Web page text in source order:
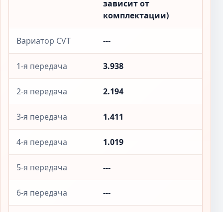
зависит от
комплектации)
Вариатор CVT ---
1-я передача 3.938
2-я передача 2.194
3-я передача 1.411
4-я передача 1.019
5-я передача ---
6-я передача ---